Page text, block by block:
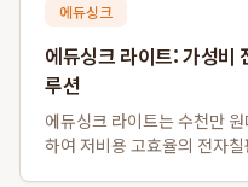
에듀싱크
에듀싱크 라이트: 가성비
루션
에듀싱크 라이트는 수천만
하여 저비용 고효율의 전자